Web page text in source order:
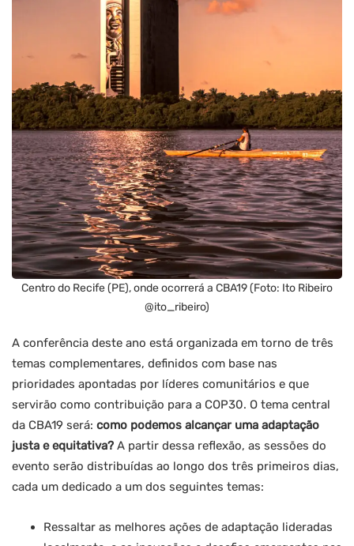
Centro do Recife (PE), onde ocorrerá a CBA19 (Foto: Ito Ribeiro
@ito_ribeiro)
A conferência deste ano está organizada em torno de três
temas complementares, definidos com base nas
prioridades apontadas por líderes comunitários e que
servirão como contribuição para a COP30. O tema central
da CBA19 será: como podemos alcançar uma adaptação
justa e equitativa? A partir dessa reflexão, as sessões do
evento serão distribuídas ao longo dos três primeiros dias,
cada um dedicado a um dos seguintes temas:
Ressaltar as melhores ações de adaptação lideradas